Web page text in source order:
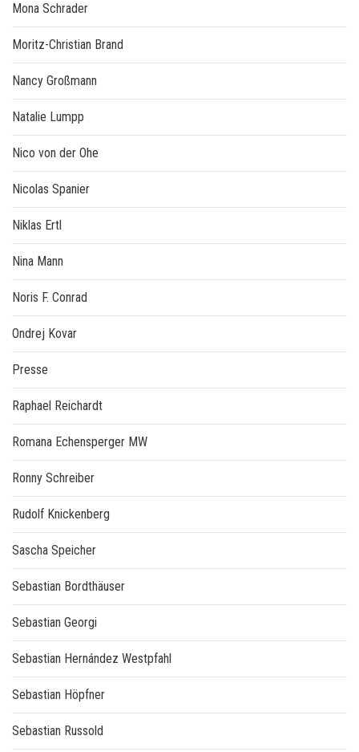
Mona Schrader
Moritz-Christian Brand
Nancy Großmann
Natalie Lumpp
Nico von der Ohe
Nicolas Spanier
Niklas Ertl
Nina Mann
Noris F. Conrad
Ondrej Kovar
Presse
Raphael Reichardt
Romana Echensperger MW
Ronny Schreiber
Rudolf Knickenberg
Sascha Speicher
Sebastian Bordthäuser
Sebastian Georgi
Sebastian Hernández Westpfahl
Sebastian Höpfner
Sebastian Russold